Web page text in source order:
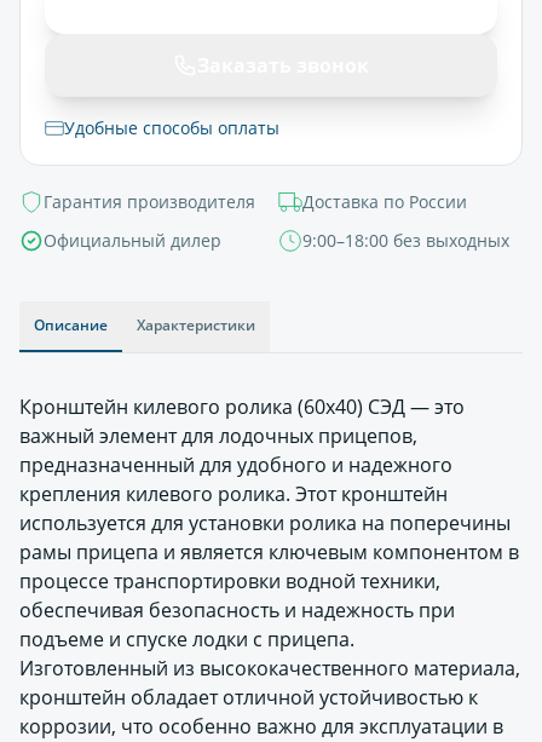
Удобные способы оплаты
Гарантия производителя
Доставка по России
Официальный дилер
9:00–18:00 без выходных
Описание Характеристики
Кронштейн килевого ролика (60х40) СЭД — это
важный элемент для лодочных прицепов,
предназначенный для удобного и надежного
крепления килевого ролика. Этот кронштейн
используется для установки ролика на поперечины
рамы прицепа и является ключевым компонентом в
процессе транспортировки водной техники,
обеспечивая безопасность и надежность при
подъеме и спуске лодки с прицепа.
Изготовленный из высококачественного материала,
кронштейн обладает отличной устойчивостью к
коррозии, что особенно важно для эксплуатации в